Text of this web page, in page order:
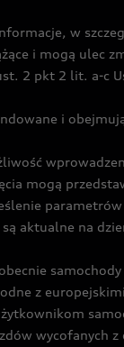
w
i mogą ulec
2 pkt 2 lit. a-c
i
mogą
aktualne na
z
wycofanych